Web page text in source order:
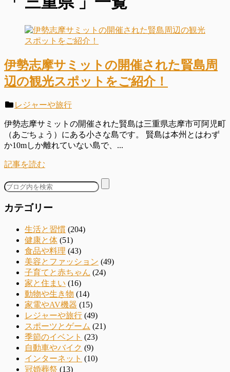
伊勢志摩サミットの開催された賢島周
辺の観光スポットをご紹介！
レジャーや旅行
伊勢志摩サミットの開催された賢島は三重県志摩市可阿児町
（あごちょう）にある小さな島です。 賢島は本州とはわず
か10mしか離れていない島で、...
記事を読む
カテゴリー
生活と習慣 (204)
健康と体 (51)
食品や料理 (43)
美容とファッション (49)
子育てと赤ちゃん (24)
家と住まい (16)
動物や生き物 (14)
家電やAV機器 (15)
レジャーや旅行 (49)
スポーツとゲーム (21)
季節のイベント (23)
自動車やバイク (9)
インターネット (10)
冠婚葬祭 (13)